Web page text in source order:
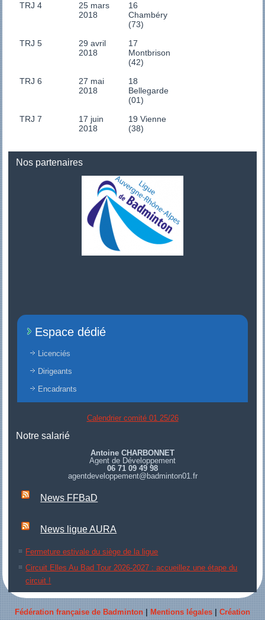
TRJ 4
25 mars
2018
16
Chambéry
(73)
TRJ 5
29 avril
2018
17
Montbrison
(42)
TRJ 6
27 mai
2018
18
Bellegarde
(01)
TRJ 7
17 juin
2018
19 Vienne
(38)
Nos partenaires
Espace dédié
Licenciés
Dirigeants
Encadrants
Calendrier comité 01 25/26
Notre salarié
Antoine CHARBONNET
Agent de Développement
06 71 09 49 98
agentdeveloppement@badminton01.fr
News FFBaD
News ligue AURA
Fermeture estivale du siège de la ligue
Circuit Elles Au Bad Tour 2026-2027 : accueillez une étape du
circuit !
Fédération française de Badminton Mentions légales Création